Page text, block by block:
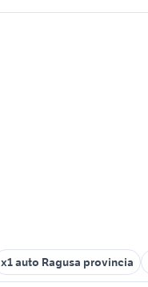
x1 auto Ragusa provincia